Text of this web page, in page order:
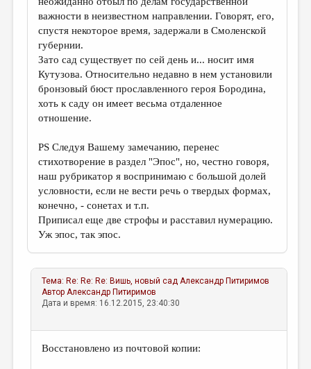
важности в неизвестном направлении. Говорят, его,
спустя некоторое время, задержали в Смоленской
губернии.
Зато сад существует по сей день и... носит имя
Кутузова. Относительно недавно в нем установили
бронзовый бюст прославленного героя Бородина,
хоть к саду он имеет весьма отдаленное
отношение.
PS Следуя Вашему замечанию, перенес
стихотворение в раздел "Эпос", но, честно говоря,
наш рубрикатор я воспринимаю с большой долей
условности, если не вести речь о твердых формах,
конечно, - сонетах и т.п.
Приписал еще две строфы и расставил нумерацию.
Уж эпос, так эпос.
Тема: Re: Re: Re: Вишь, новый сад Александр Питиримов
АвторАлександр Питиримов
Дата и время: 16.12.2015, 23:40:30
Восстановлено из почтовой копии: